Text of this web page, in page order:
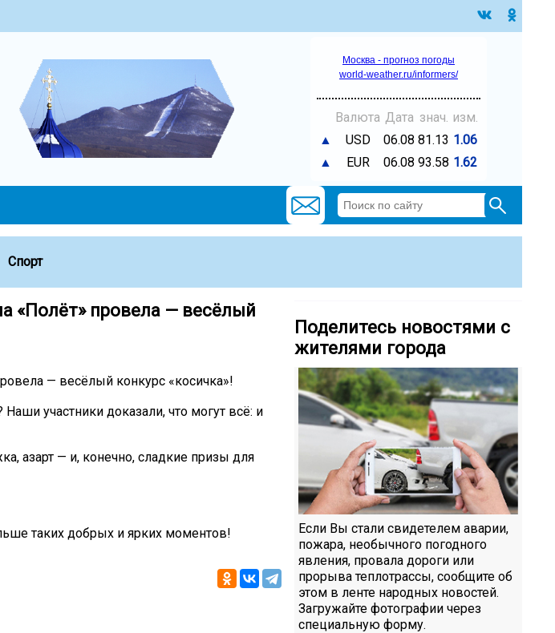
Москва - прогноз погоды
world-weather.ru/informers/
Валюта Дата знач. изм.
▲
USD 06.08 81.13 1.06
▲
EUR 06.08 93.58 1.62
Спорт
«Полёт» провела — весёлый
— весёлый конкурс «косичка»!
Наши участники доказали, что могут всё: и
азарт — и, конечно, сладкие призы для
таких добрых и ярких моментов!
Поделитесь новостями с
жителями города
Если Вы стали свидетелем аварии,
пожара, необычного погодного
явления, провала дороги или
прорыва теплотрассы, сообщите об
этом в ленте народных новостей.
Загружайте фотографии через
специальную форму.